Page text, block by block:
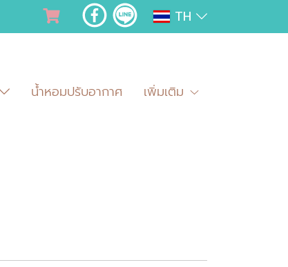
TH
น้ำหอมปรับอากาศ เพิ่มเติม